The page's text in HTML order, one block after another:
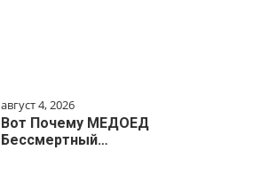
август 4, 2026
Вот Почему МЕДОЕД
Бессмертный…